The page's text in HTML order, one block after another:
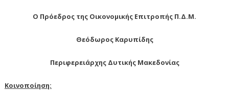
Ο Πρόεδρος της Οικονομικής Επιτροπής Π.Δ.Μ.
Θεόδωρος Καρυπίδης
Περιφερειάρχης Δυτικής Μακεδονίας
Κοινοποίηση: